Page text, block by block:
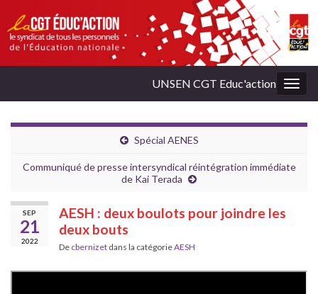
UNSEN CGT Educ'action
Spécial AENES
Communiqué de presse intersyndical réintégration immédiate
de Kai Terada
SEP
21
2022
AESH : deux boulots pour joindre les
deux bouts
De cbernizet dans la catégorieAESH